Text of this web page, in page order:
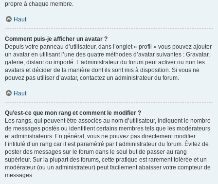
propre à chaque membre.
Haut
Comment puis-je afficher un avatar ?
Depuis votre panneau d’utilisateur, dans l’onglet « profil » vous pouvez ajouter
un avatar en utilisant l’une des quatre méthodes d’avatar suivantes : Gravatar,
galerie, distant ou importé. L’administrateur du forum peut activer ou non les
avatars et décider de la manière dont ils sont mis à disposition. Si vous ne
pouvez pas utiliser d’avatar, contactez un administrateur du forum.
Haut
Qu’est-ce que mon rang et comment le modifier ?
Les rangs, qui peuvent être associés au nom d’utilisateur, indiquent le nombre
de messages postés ou identifient certains membres tels que les modérateurs
et administrateurs. En général, vous ne pouvez pas directement modifier
l’intitulé d’un rang car il est paramétré par l’administrateur du forum. Évitez de
poster des messages sur le forum dans le seul but de passer au rang
supérieur. Sur la plupart des forums, cette pratique est rarement tolérée et un
modérateur (ou un administrateur) peut facilement abaisser votre compteur de
messages.